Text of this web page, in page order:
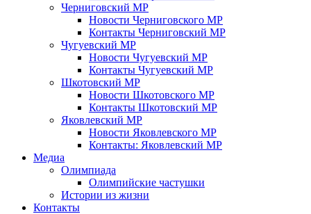
Черниговский МР
Новости Черниговского МР
Контакты Черниговский МР
Чугуевский МР
Новости Чугуевский МР
Контакты Чугуевский МР
Шкотовский МР
Новости Шкотовского МР
Контакты Шкотовский МР
Яковлевский МР
Новости Яковлевского МР
Контакты: Яковлевский МР
Медиа
Олимпиада
Олимпийские частушки
Истории из жизни
Контакты